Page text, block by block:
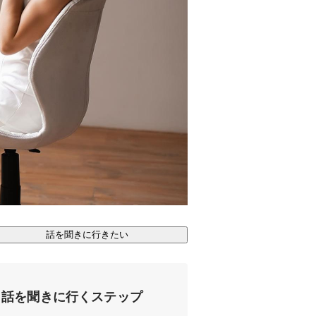
話を聞きに行きたい
話を聞きに行くステップ